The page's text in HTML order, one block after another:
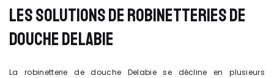
LES SOLUTIONS DE ROBINETTERIES DE
DOUCHE DELABIE
La robinetterie de douche Delabie se décline en plusieurs